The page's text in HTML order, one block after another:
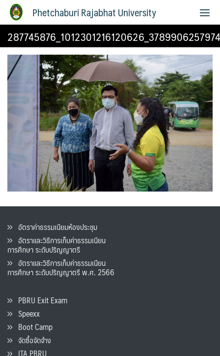
Phetchaburi Rajabhat University
อัตราค่าธรรมเนียมห้องประชุม
อัตราและวิธีการเก็บค่าธรรมเนียน
การศึกษา ระดับปริญญาตรี
อัตราและวิธีการเก็บค่าธรรมเนียน
การศึกษา ระดับปริญญาตรี พ.ศ. 2566
PBRU Exit Exam
Speexx
Boot Camp
จัดซื้อจัดจ้าง